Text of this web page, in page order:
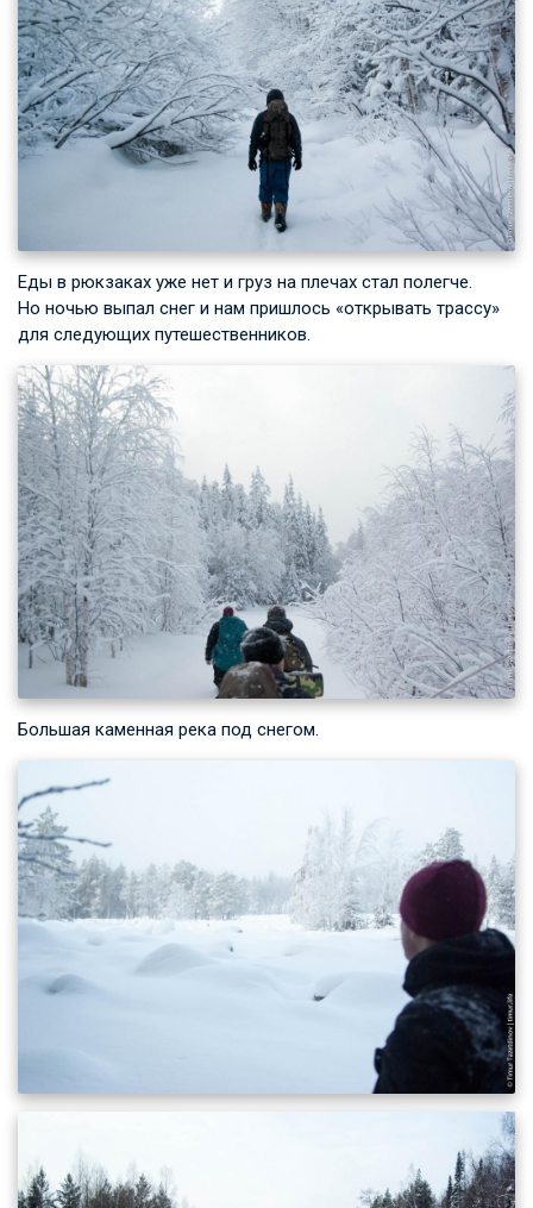
Еды в рюкзаках уже нет и груз на плечах стал полегче.
Но ночью выпал снег и нам пришлось «открывать трассу»
для следующих путешественников.
Большая каменная река под снегом.